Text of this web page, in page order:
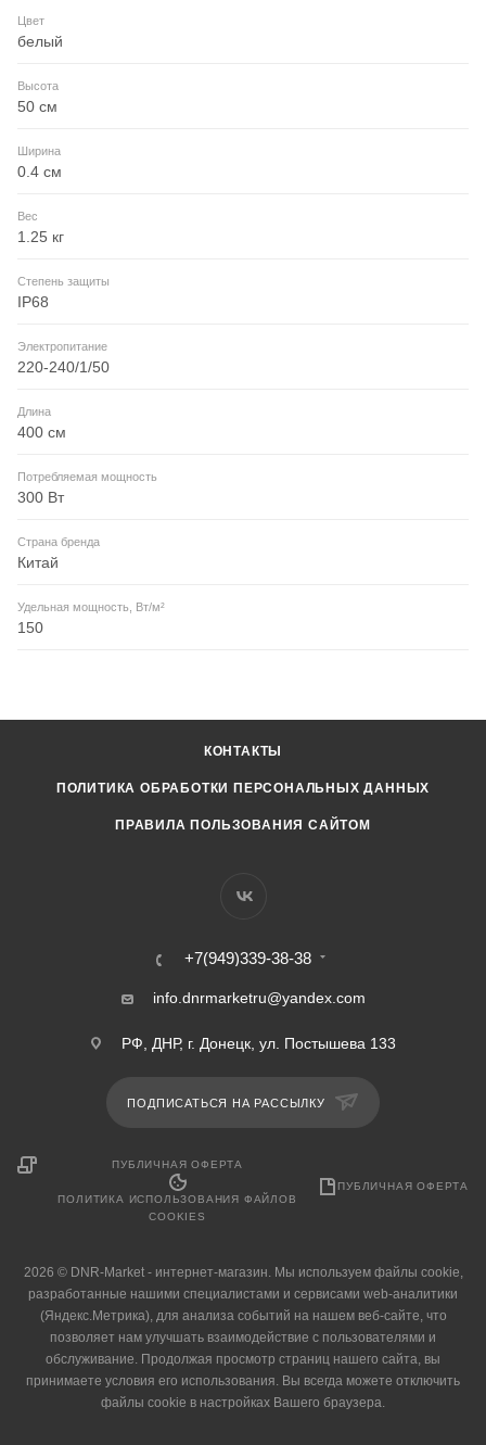
Цвет
белый
Высота
50 см
Ширина
0.4 см
Вес
1.25 кг
Степень защиты
IP68
Электропитание
220-240/1/50
Длина
400 см
Потребляемая мощность
300 Вт
Страна бренда
Китай
Удельная мощность, Вт/м²
150
КОНТАКТЫ
ПОЛИТИКА ОБРАБОТКИ ПЕРСОНАЛЬНЫХ ДАННЫХ
ПРАВИЛА ПОЛЬЗОВАНИЯ САЙТОМ
+7(949)339-38-38
info.dnrmarketru@yandex.com
РФ, ДНР, г. Донецк, ул. Постышева 133
ПОДПИСАТЬСЯ НА РАССЫЛКУ
ПУБЛИЧНАЯ ОФЕРТА
ПОЛИТИКА ИСПОЛЬЗОВАНИЯ ФАЙЛОВ
COOKIES
ПУБЛИЧНАЯ ОФЕРТА
2026 © DNR-Market - интернет-магазин. Мы используем файлы cookie,
разработанные нашими специалистами и сервисами web-аналитики
(Яндекс.Метрика), для анализа событий на нашем веб-сайте, что
позволяет нам улучшать взаимодействие с пользователями и
обслуживание. Продолжая просмотр страниц нашего сайта, вы
принимаете условия его использования. Вы всегда можете отключить
файлы cookie в настройках Вашего браузера.